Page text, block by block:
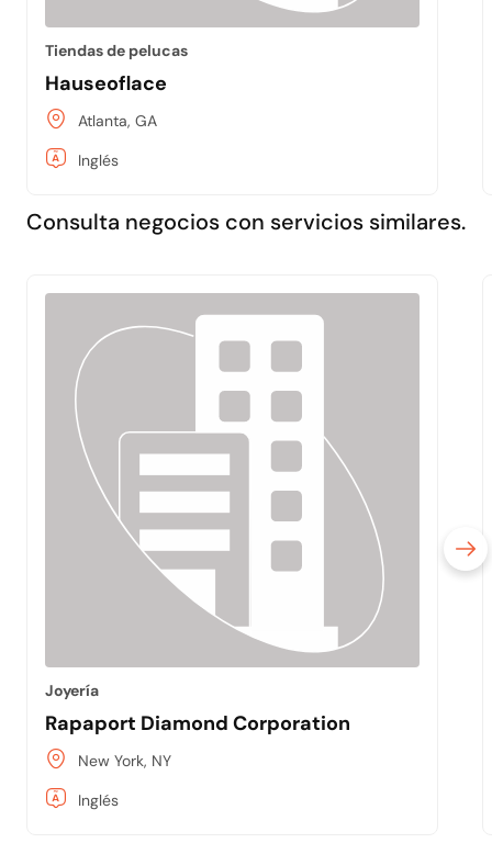
Tiendas de pelucas
Hauseoflace
Atlanta, GA
Inglés
Consulta negocios con servicios similares.
Joyería
Rapaport Diamond Corporation
New York, NY
Inglés